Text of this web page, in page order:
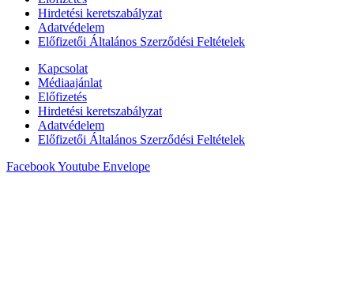
Hirdetési keretszabályzat
Adatvédelem
Előfizetői Általános Szerződési Feltételek
Kapcsolat
Médiaajánlat
Előfizetés
Hirdetési keretszabályzat
Adatvédelem
Előfizetői Általános Szerződési Feltételek
FacebookYoutube Envelope